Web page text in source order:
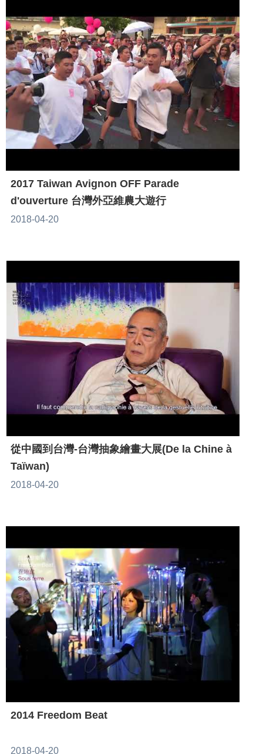
2017 Taiwan Avignon OFF Parade
d'ouverture 台灣外亞維農大遊行
2018-04-20
從中國到台灣-台灣抽象繪畫大展(De la Chine à
Taïwan)
2018-04-20
2014 Freedom Beat
2018-04-20